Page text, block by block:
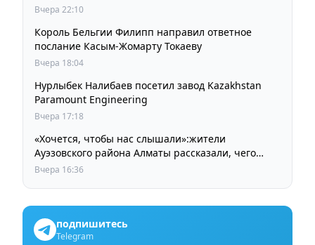
Вчера 22:10
Король Бельгии Филипп направил ответное
послание Касым-Жомарту Токаеву
Вчера 18:04
Нурлыбек Налибаев посетил завод Kazakhstan
Paramount Engineering
Вчера 17:18
«Хочется, чтобы нас слышали»:жители
Ауэзовского района Алматы рассказали, чего
ждут от выборов депутатов Курултая
Вчера 16:36
подпишитесь
Telegram